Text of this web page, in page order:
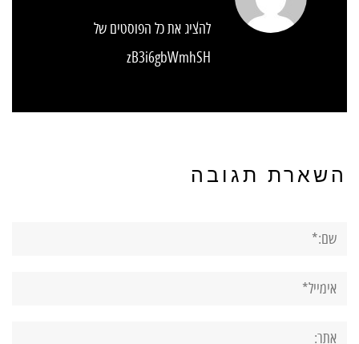
להציג את כל הפוסטים של
zB3i6gbWmhSH
השארת תגובה
אימייל*